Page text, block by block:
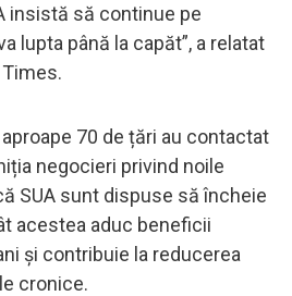
insistă să continue pe
lupta până la capăt”, a relatat
70 de țări au contactat
negocieri privind noile
SUA sunt dispuse să încheie
acestea aduc beneficii
și contribuie la reducerea
cronice.